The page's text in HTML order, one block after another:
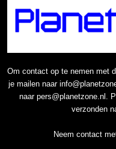
Om contact op te nemen met
je mailen naar
naar pers@planetzone.nl.
verzonden
Neem contact